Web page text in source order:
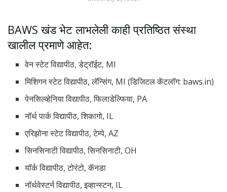
BAWS खंड भेट लाभलेली काही प्रतिष्ठित संस्था
खालील प्रमाणे आहेत:
वेन स्टेट विद्यापीठ, डेट्रॉईट, MI
मिशिगन स्टेट विद्यापीठ, लॅन्सिंग, MI (डिजिटल कॅटलॉग: baws.in)
पेनसिल्व्हेनिया विद्यापीठ, फिलाडेल्फिया, PA
नॉर्थ पार्क विद्यापीठ, शिकागो, IL
एरिझोना स्टेट विद्यापीठ, टेम्पे, AZ
सिनसिनाटी विद्यापीठ, सिनसिनाटी, OH
यॉर्क विद्यापीठ, टोरंटो, कॅनडा
नॉर्थवेस्टर्न विद्यापीठ, इव्हान्स्टन, IL